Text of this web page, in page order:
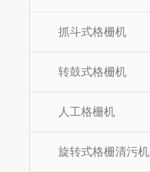
抓斗式格栅机
转鼓式格栅机
人工格栅机
旋转式格栅清污机